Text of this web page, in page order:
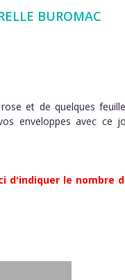
BUROMAC
et de quelques
enveloppes avec ce
d'indiquer le nombre